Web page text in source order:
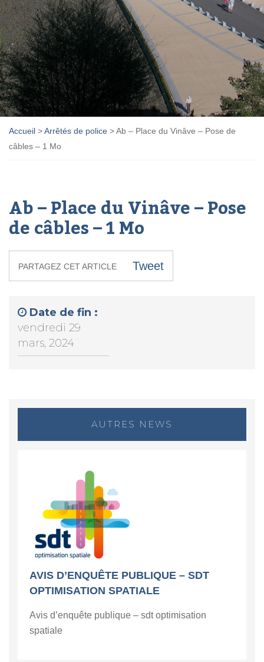
Accueil >Arrêtés de police >Ab – Place du Vinâve – Pose de
câbles – 1 Mo
Ab – Place du Vinâve – Pose
de câbles – 1 Mo
PARTAGEZ CET ARTICLE Tweet
Date de fin :
vendredi 29
mars, 2024
AUTRES NEWS
AVIS D’ENQUÊTE PUBLIQUE – SDT
OPTIMISATION SPATIALE
Avis d’enquête publique – sdt optimisation
spatiale